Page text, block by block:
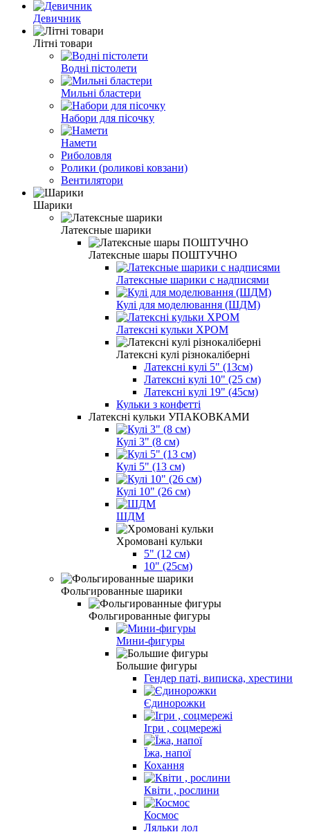
Девичник
Літні товари
Водні пістолети
Мильні бластери
Набори для пісочку
Намети
Риболовля
Ролики (роликові ковзани)
Вентилятори
Шарики
Латексные шарики
Латексные шары ПОШТУЧНО
Латексные шарики с надписями
Кулі для моделювання (ШДМ)
Латексні кульки ХРОМ
Латексні кулі різнокаліберні
Латексні кулі 5" (13см)
Латексні кулі 10" (25 см)
Латексні кулі 19" (45см)
Кульки з конфетті
Латексні кульки УПАКОВКАМИ
Кулі 3" (8 см)
Кулі 5" (13 см)
Кулі 10" (26 см)
ШДМ
Хромовані кульки
5" (12 см)
10" (25см)
Фольгированные шарики
Фольгированные фигуры
Мини-фигуры
Большие фигуры
Гендер паті, виписка, хрестини
Єдинорожки
Ігри , соцмережі
Їжа, напої
Кохання
Квіти , рослини
Космос
Ляльки лол